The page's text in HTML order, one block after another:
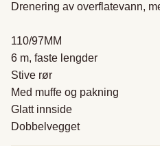
Drenering av overflatevann,
110/97MM
6 m, faste lengder
Stive rør
Med muffe og pakning
Glatt innside
Dobbelvegget